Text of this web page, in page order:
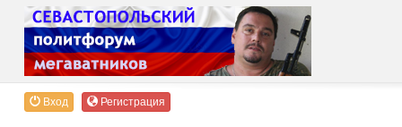
Вход Регистрация